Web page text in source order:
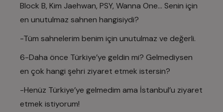
Block B, Kim Jaehwan, PSY, Wanna One… Senin için
en unutulmaz sahnen hangisiydi?
-Tüm sahnelerim benim için unutulmaz ve değerli.
6-Daha önce Türkiye’ye geldin mi? Gelmediysen
en çok hangi şehri ziyaret etmek istersin?
-Henüz Türkiye’ye gelmedim ama İstanbul’u ziyaret
etmek istiyorum!